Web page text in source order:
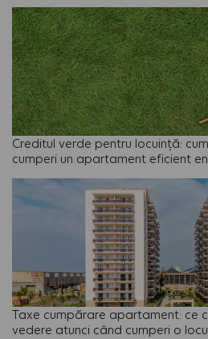
Creditul verde pentru locuință:
cumperi un apartament eficient
Taxe cumpărare apartament: ce
vedere atunci când cumperi o